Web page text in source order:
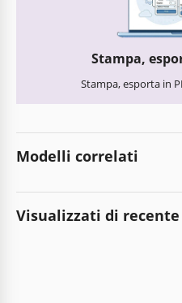
Stampa,
Stampa, esporta in
Modelli correlati
Visualizzati di recente